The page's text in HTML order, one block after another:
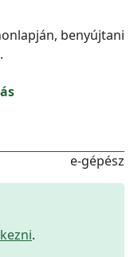
benyújtani
e-gépész
.